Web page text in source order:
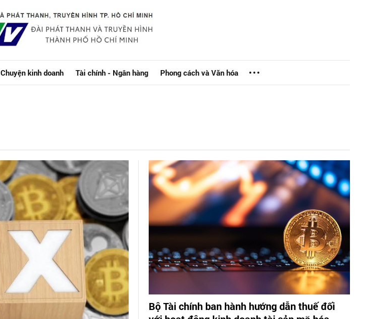
Chuyện kinh doanh Tài chính - Ngân hàng Phong cách và Văn hóa
Bộ Tài chính ban hành hướng dẫn thuế đối